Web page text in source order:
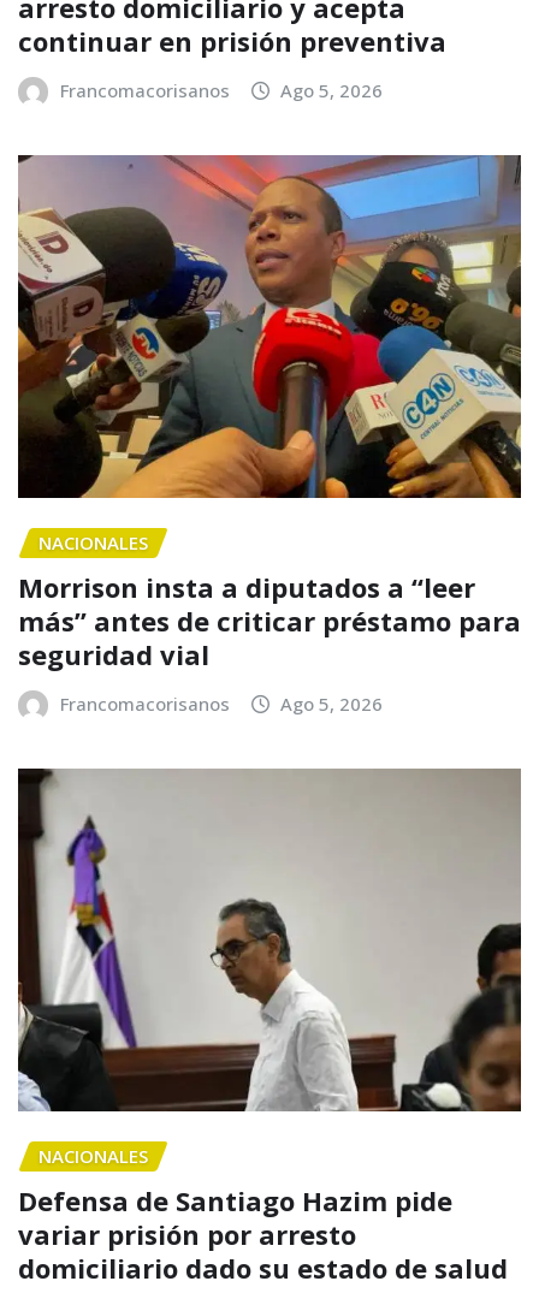
arresto domiciliario y acepta
continuar en prisión preventiva
Francomacorisanos Ago 5, 2026
NACIONALES
Morrison insta a diputados a “leer
más” antes de criticar préstamo para
seguridad vial
Francomacorisanos Ago 5, 2026
NACIONALES
Defensa de Santiago Hazim pide
variar prisión por arresto
domiciliario dado su estado de salud